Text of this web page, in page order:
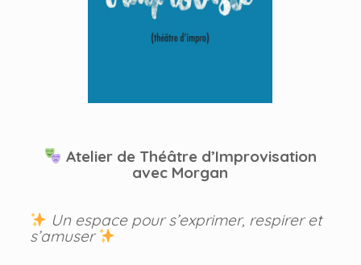
Atelier de Théâtre d’Improvisation
avec Morgan
Un espace pour s’exprimer, respirer et
s’amuser